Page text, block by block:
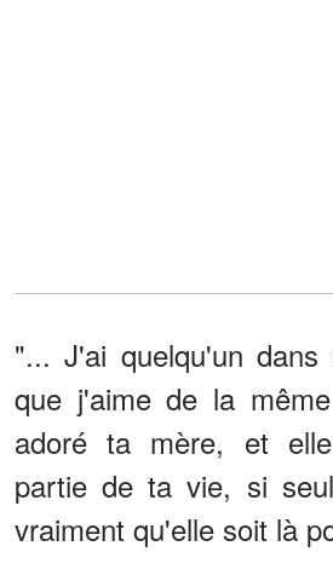
"... J'ai quelqu'un
que j'aime de la
adoré ta mère, et
partie de ta vie, si
vraiment qu'elle soit là